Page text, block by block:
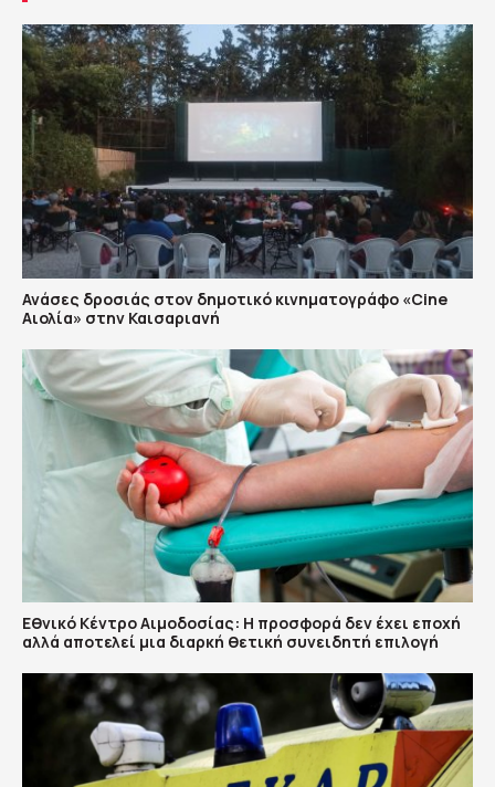
Ανάσες δροσιάς στον δημοτικό κινηματογράφο «Cine
Αιολία» στην Καισαριανή
Εθνικό Κέντρο Αιμοδοσίας: H προσφορά δεν έχει εποχή
αλλά αποτελεί μια διαρκή θετική συνειδητή επιλογή